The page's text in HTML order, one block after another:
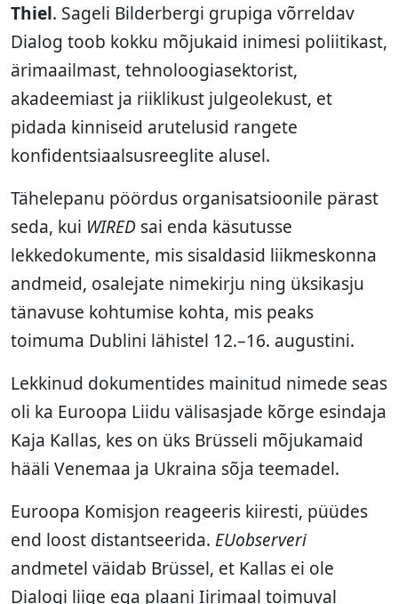
Thiel. Sageli Bilderbergi grupiga võrreldav
Dialog toob kokku mõjukaid inimesi poliitikast,
ärimaailmast, tehnoloogiasektorist,
akadeemiast ja riiklikust julgeolekust, et
pidada kinniseid arutelusid rangete
konfidentsiaalsusreeglite alusel.
Tähelepanu pöördus organisatsioonile pärast
seda, kui WIRED sai enda käsutusse
lekkedokumente, mis sisaldasid liikmeskonna
andmeid, osalejate nimekirju ning üksikasju
tänavuse kohtumise kohta, mis peaks
toimuma Dublini lähistel 12.–16. augustini.
Lekkinud dokumentides mainitud nimede seas
oli ka Euroopa Liidu välisasjade kõrge esindaja
Kaja Kallas, kes on üks Brüsseli mõjukamaid
hääli Venemaa ja Ukraina sõja teemadel.
Euroopa Komisjon reageeris kiiresti, püüdes
end loost distantseerida. EUobserveri
andmetel väidab Brüssel, et Kallas ei ole
Dialogi liige ega plaani Iirimaal toimuval